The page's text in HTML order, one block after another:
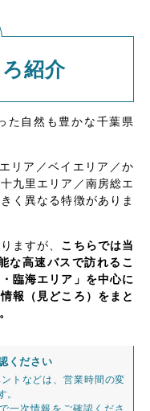
紹介
た自然も豊かな千葉県
リア／ベイエリア／か
九里エリア／南房総エ
く異なる特徴がありま
ますが、 こちらでは当
な高速バスで訪れるこ
臨海エリア」を中心に
報（見どころ）をまと
ください
トなどは、営業時間の変
。
一次情報をご確認くださ